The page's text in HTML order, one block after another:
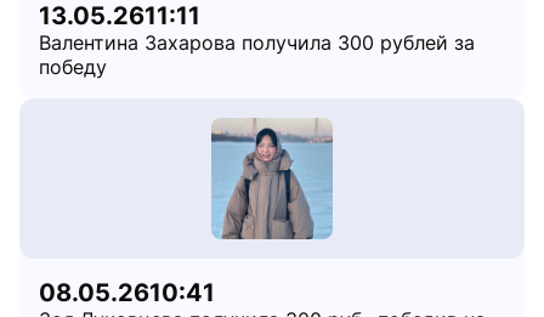
13.05.2611:11
Валентина Захарова получила 300 рублей за
победу
08.05.2610:41